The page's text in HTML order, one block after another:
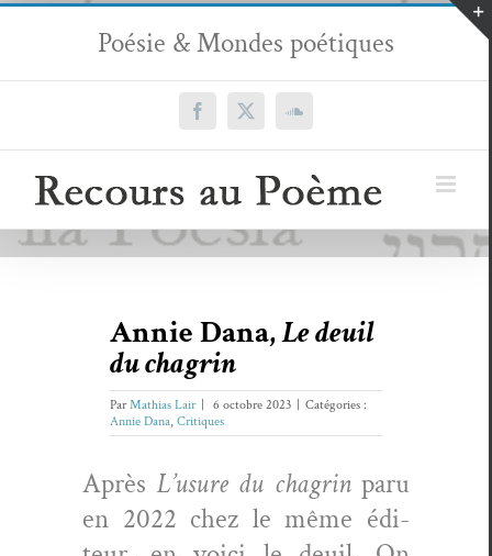
Passer
contenu
Poésie & Mondes poétiques
Facebook
X SoundCloud
Annie Dana,Le deuil
du chagrin
ParMathias Lair 6 octobre 2023
Catégories :
Annie Dana, Critiques
Après L’usure du cha­grinparu
en 2022 chez le même édi­